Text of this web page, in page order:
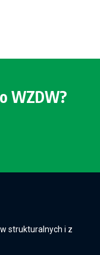
WZDW?
strukturalnych i z